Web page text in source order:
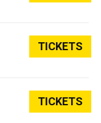
TICKETS
TICKETS